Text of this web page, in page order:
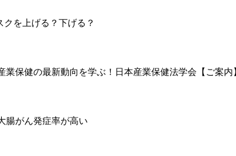
クを上げる？下げる？
業保健の最新動向を学ぶ！日本産業保健法学会【ご案内
腸がん発症率が高い